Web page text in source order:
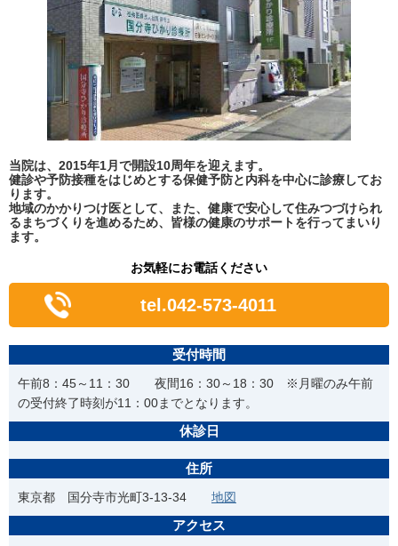
当院は、2015年1月で開設10周年を迎えます。
健診や予防接種をはじめとする保健予防と内科を中心に診療してお
ります。
地域のかかりつけ医として、また、健康で安心して住みつづけられ
るまちづくりを進めるため、皆様の健康のサポートを行ってまいり
ます。
お気軽にお電話ください
tel.042-573-4011
受付時間
午前8：45～11：30 夜間16：30～18：30 ※月曜のみ午前
の受付終了時刻が11：00までとなります。
休診日
住所
東京都 国分寺市光町3-13-34 地図
アクセス